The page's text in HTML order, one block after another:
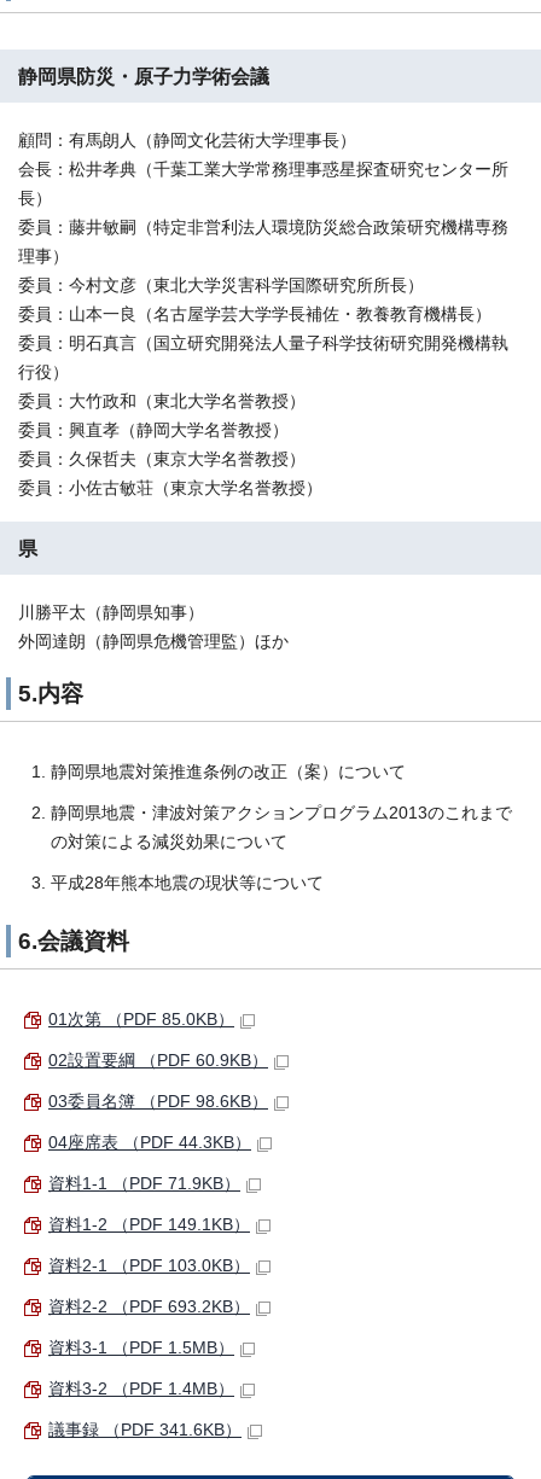
静岡県防災・原子力学術会議
顧問：有馬朗人（静岡文化芸術大学理事長）
会長：松井孝典（千葉工業大学常務理事惑星探査研究センター所
長）
委員：藤井敏嗣（特定非営利法人環境防災総合政策研究機構専務
理事）
委員：今村文彦（東北大学災害科学国際研究所所長）
委員：山本一良（名古屋学芸大学学長補佐・教養教育機構長）
委員：明石真言（国立研究開発法人量子科学技術研究開発機構執
行役）
委員：大竹政和（東北大学名誉教授）
委員：興直孝（静岡大学名誉教授）
委員：久保哲夫（東京大学名誉教授）
委員：小佐古敏荘（東京大学名誉教授）
県
川勝平太（静岡県知事）
外岡達朗（静岡県危機管理監）ほか
5.内容
静岡県地震対策推進条例の改正（案）について
静岡県地震・津波対策アクションプログラム2013のこれまで
の対策による減災効果について
平成28年熊本地震の現状等について
6.会議資料
01次第 （PDF 85.0KB）
02設置要綱 （PDF 60.9KB）
03委員名簿 （PDF 98.6KB）
04座席表 （PDF 44.3KB）
資料1-1 （PDF 71.9KB）
資料1-2 （PDF 149.1KB）
資料2-1 （PDF 103.0KB）
資料2-2 （PDF 693.2KB）
資料3-1 （PDF 1.5MB）
資料3-2 （PDF 1.4MB）
議事録 （PDF 341.6KB）